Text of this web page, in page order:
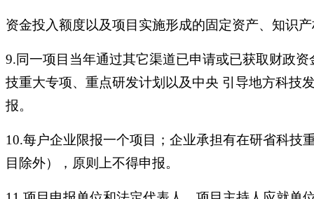
资金投入额度以及项目实施形成的固定资产、知识
9.同一项目当年通过其它渠道已申请或已获取财政
技重大专项、重点研发计划以及中央 引导地方科技
报。
10.每户企业限报一个项目；企业承担有在研省科技
目除外），原则上不得申报。